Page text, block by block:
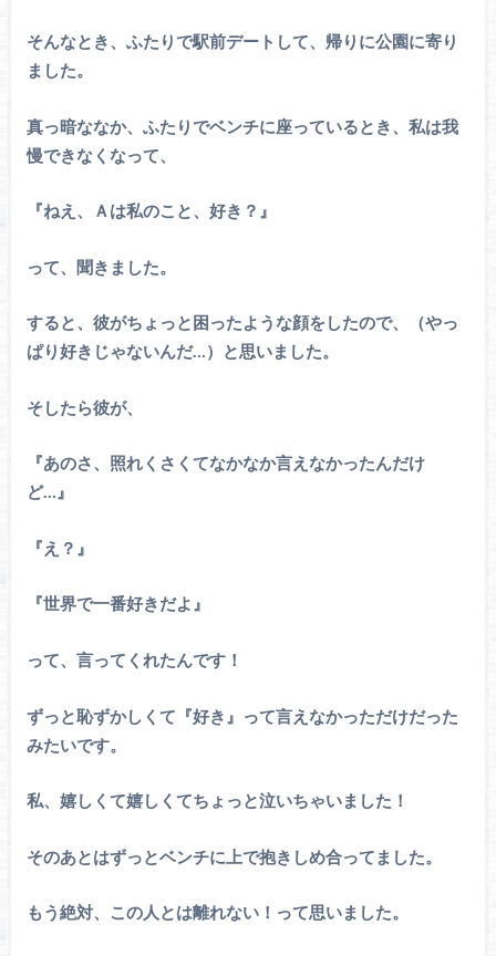
そんなとき、ふたりで駅前デートして、帰りに公園に寄り
ました。
真っ暗ななか、ふたりでベンチに座っているとき、私は我
慢できなくなって、
『ねえ、Ａは私のこと、好き？』
って、聞きました。
すると、彼がちょっと困ったような顔をしたので、（やっ
ぱり好きじゃないんだ…）と思いました。
そしたら彼が、
『あのさ、照れくさくてなかなか言えなかったんだけ
ど…』
『え？』
『世界で一番好きだよ』
って、言ってくれたんです！
ずっと恥ずかしくて『好き』って言えなかっただけだった
みたいです。
私、嬉しくて嬉しくてちょっと泣いちゃいました！
そのあとはずっとベンチに上で抱きしめ合ってました。
もう絶対、この人とは離れない！って思いました。